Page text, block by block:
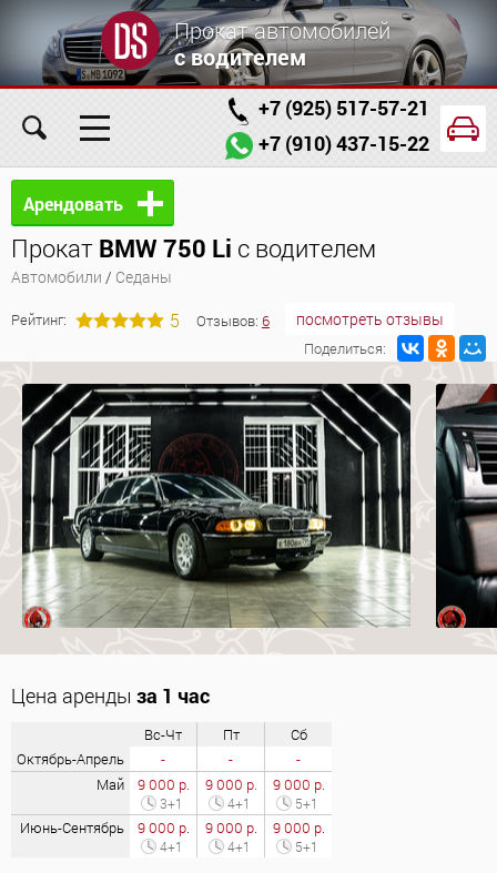
Прокат автомобилей
с водителем
+7 (925) 517-57-21
+7 (910) 437-15-22
Главная Автомобили
Условия аренды Заказ проката онлайн
Арендовать
Прокат BMW 750 Li с водителем
Автомобили / Седаны
Рейтинг: 5 Отзывов: 6 посмотреть отзывы
Поделиться:
Цена аренды за 1 час
Вс-Чт Пт
Сб
Октябрь-Апрель
- -
-
Май
9 000 р.
3+1
9 000 р.
4+1
9 000 р.
5+1
Июнь-Сентябрь 9 000 р.
4+1
9 000 р.
4+1
9 000 р.
5+1